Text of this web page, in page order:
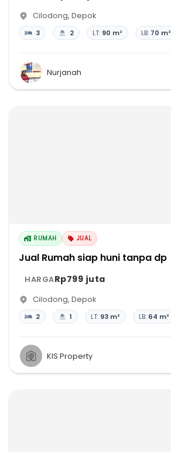
Cilodong, Depok
3 2 LT: 90 m² LB: 70 m²
Nurjanah
RUMAH JUAL
Jual Rumah siap huni tanpa dp
HARGARp799 juta
Cilodong, Depok
2 1 LT: 93 m² LB: 64 m²
KIS Property